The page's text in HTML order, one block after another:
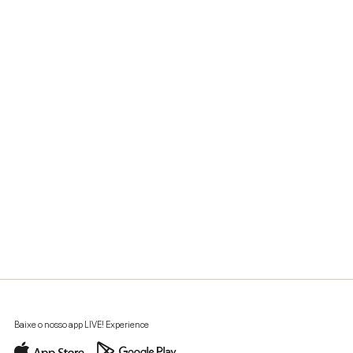
Baixe o nosso app LIVE! Experience